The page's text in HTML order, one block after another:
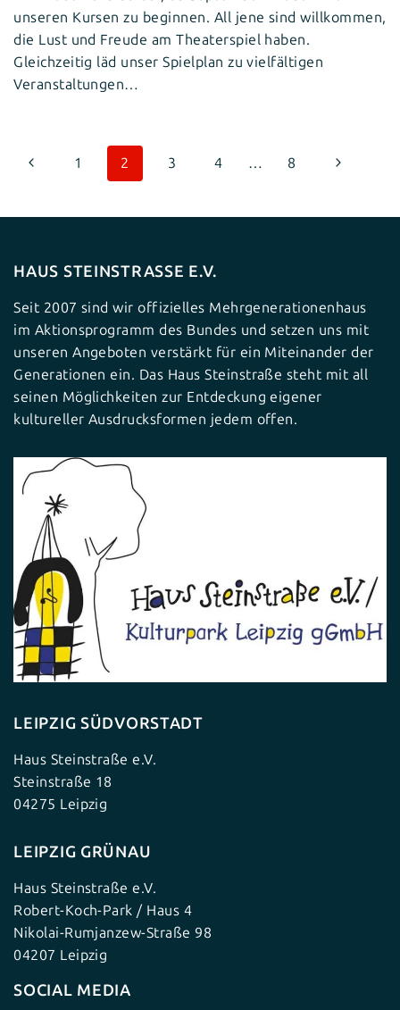
unseren Kursen zu beginnen. All jene sind willkommen,
die Lust und Freude am Theaterspiel haben.
Gleichzeitig läd unser Spielplan zu vielfältigen
Veranstaltungen…
Seitennavigation
Vorherige
1 2 3 4 … 8
Nächste
HAUS STEINSTRASSE E.V.
Seit 2007 sind wir offizielles Mehrgenerationenhaus
im Aktionsprogramm des Bundes und setzen uns mit
unseren Angeboten verstärkt für ein Miteinander der
Generationen ein. Das Haus Steinstraße steht mit all
seinen Möglichkeiten zur Entdeckung eigener
kultureller Ausdrucksformen jedem offen.
LEIPZIG SÜDVORSTADT
Haus Steinstraße e.V.
Steinstraße 18
04275 Leipzig
LEIPZIG GRÜNAU
Haus Steinstraße e.V.
Robert-Koch-Park / Haus 4
Nikolai-Rumjanzew-Straße 98
04207 Leipzig
SOCIAL MEDIA